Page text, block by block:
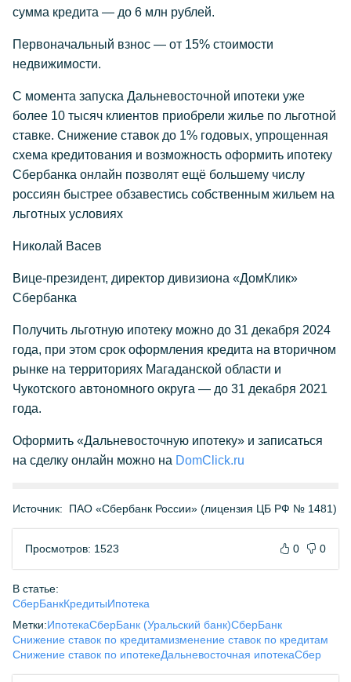
сумма кредита — до 6 млн рублей.
Первоначальный взнос — от 15% стоимости
недвижимости.
С момента запуска Дальневосточной ипотеки уже
более 10 тысяч клиентов приобрели жилье по льготной
ставке. Снижение ставок до 1% годовых, упрощенная
схема кредитования и возможность оформить ипотеку
Сбербанка онлайн позволят ещё большему числу
россиян быстрее обзавестись собственным жильем на
льготных условиях
Николай Васев
Вице-президент, директор дивизиона «ДомКлик»
Сбербанка
Получить льготную ипотеку можно до 31 декабря 2024
года, при этом срок оформления кредита на вторичном
рынке на территориях Магаданской области и
Чукотского автономного округа — до 31 декабря 2021
года.
Оформить «Дальневосточную ипотеку» и записаться
на сделку онлайн можно на DomClick.ru
Источник: ПАО «Сбербанк России» (лицензия ЦБ РФ № 1481)
Просмотров: 1523 0 0
В статье:
СберБанкКредитыИпотека
Метки:ИпотекаСберБанк (Уральский банк)СберБанк
Снижение ставок по кредитамизменение ставок по кредитам
Снижение ставок по ипотекеДальневосточная ипотекаСбер